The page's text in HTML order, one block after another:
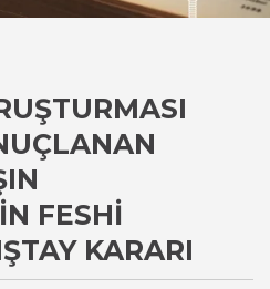
FESHI
KARARI